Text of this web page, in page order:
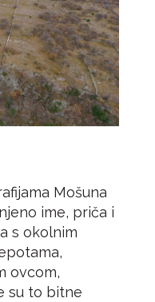
Mošuna
ime, priča i
s okolnim
ovcom,
su to bitne